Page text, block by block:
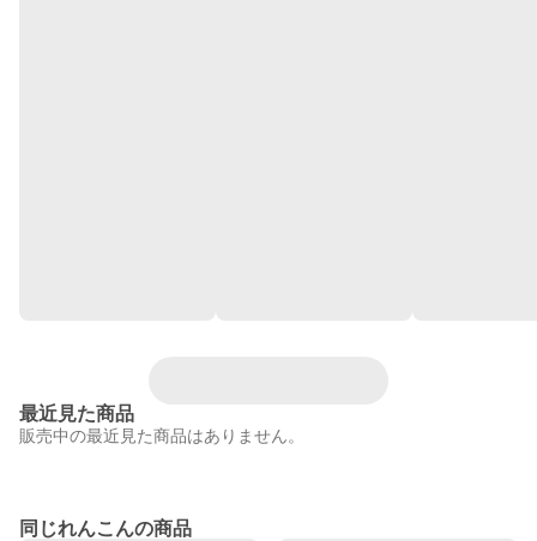
最近見た商品
販売中の最近見た商品はありません。
同じれんこんの商品